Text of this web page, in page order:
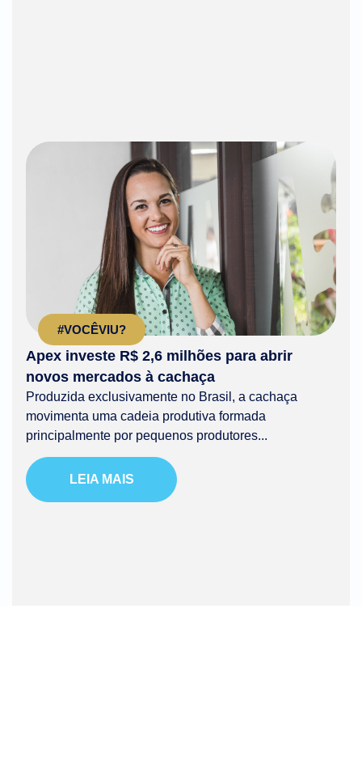
#VOCÊVIU?
Apex investe R$ 2,6 milhões para abrir
novos mercados à cachaça
Produzida exclusivamente no Brasil, a cachaça
movimenta uma cadeia produtiva formada
principalmente por pequenos produtores...
LEIA MAIS